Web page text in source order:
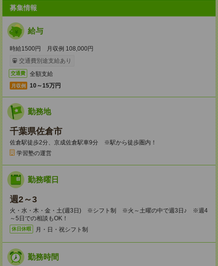
募集情報
給与
時給1500円 月収例 108,000円
交通費別途支給あり
交通費 全額支給
月収例 10～15万円
勤務地
千葉県佐倉市
佐倉駅徒歩2分、京成佐倉駅車9分 ※駅から徒歩圏内！
学習塾の運営
勤務曜日
週2～3
火・水・木・金・土(週3日) ※シフト制 ※火～土曜の中で週3日♪ ※週4
～5日での相談もOK！
休日休暇 月・日・祝シフト制
勤務時間